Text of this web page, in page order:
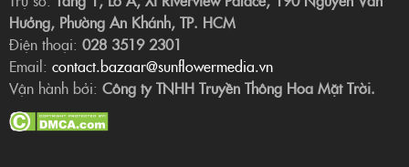
Hưởng, Phường An Khánh, TP. HCM
Điện thoại: 028 3519 2301
Email: contact.bazaar@sunflowermedia.vn
Vận hành bởi: Công ty TNHH Truyền Thông Hoa Mặt Trời.